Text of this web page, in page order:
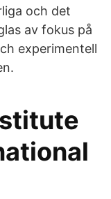
och det
av fokus på
experimentell